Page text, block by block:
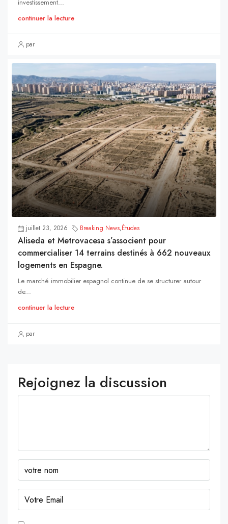
investissement...
continuer la lecture
par
juillet 23, 2026 Breaking News,Études
Aliseda et Metrovacesa s’associent pour
commercialiser 14 terrains destinés à 662 nouveaux
logements en Espagne.
Le marché immobilier espagnol continue de se structurer autour
de...
continuer la lecture
par
Rejoignez la discussion